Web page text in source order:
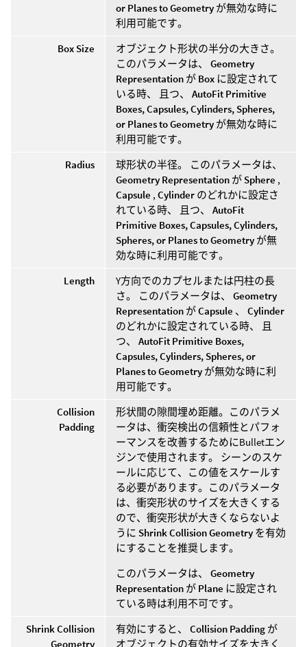
or Planes to Geometry が無効な時に
利用可能です。
Box Size
オブジェクト形状の半分の大きさ。
このパラメータは、 Geometry
Representation が Box に設定されて
いる時、 且つ、 AutoFit Primitive
Boxes, Capsules, Cylinders, Spheres,
or Planes to Geometry が無効な時に
利用可能です。
Radius
球形状の半径。 このパラメータは、
Geometry Representation が Sphere ,
Capsule , Cylinder のどれかに設定さ
れている時、 且つ、 AutoFit
Primitive Boxes, Capsules, Cylinders,
Spheres, or Planes to Geometry が無
効な時に利用可能です。
Length
Y方向でのカプセルまたは円柱の長
さ。 このパラメータは、 Geometry
Representation がCapsule 、 Cylinder
のどれかに設定されている時、 且
つ、 AutoFit Primitive Boxes,
Capsules, Cylinders, Spheres, or
Planes to Geometry が無効な時に利
用可能です。
Collision
Padding
形状間の隙間埋め距離。このパラメ
ータは、衝突検出の信頼性とパフォ
ーマンスを改善するためにBulletエン
ジンで使用されます。 シーンのスケ
ールに応じて、この値をスケールす
る必要があります。このパラメータ
は、衝突形状のサイズを大きくする
ので、衝突形状が大きくならないよ
うに Shrink Collision Geometry を有効
にすることを推奨します。
このパラメータは、 Geometry
Representation が Plane に設定され
ている時は利用不可です。
Shrink Collision
Geometry
有効にすると、 Collision Padding が
オブジェクトの有効サイズを大きく